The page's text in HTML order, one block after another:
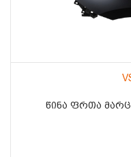
ᲬᲘᲜᲐ ᲤᲠᲗᲐ